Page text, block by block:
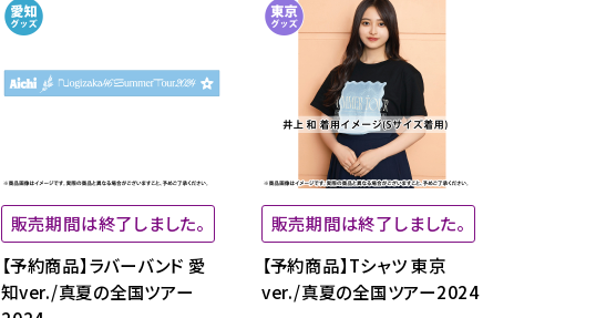
販売期間は終了しました。
【予約商品】ラバーバンド 愛
知ver./真夏の全国ツアー
販売期間は終了しました。
【予約商品】Tシャツ 東京
ver./真夏の全国ツアー2024